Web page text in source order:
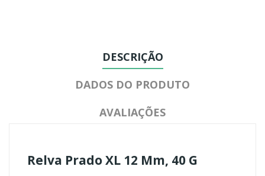
DESCRIÇÃO
DADOS DO PRODUTO
AVALIAÇÕES
Relva Prado XL 12 Mm, 40 G